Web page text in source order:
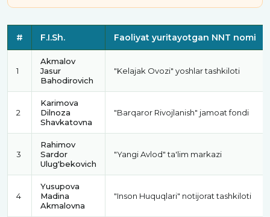
# F.I.Sh. Faoliyat yuritayotgan NNT nomi
1
Akmalov
Jasur
Bahodirovich
"Kelajak Ovozi" yoshlar tashkiloti
2
Karimova
Dilnoza
Shavkatovna
"Barqaror Rivojlanish" jamoat fondi
3
Rahimov
Sardor
Ulug'bekovich
"Yangi Avlod" ta'lim markazi
4
Yusupova
Madina
Akmalovna
"Inson Huquqlari" notijorat tashkiloti